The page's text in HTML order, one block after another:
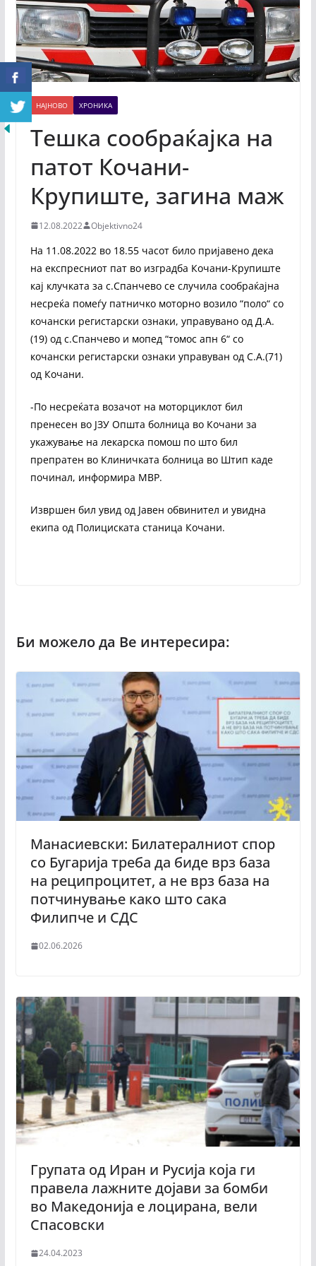
НАЈНОВО ХРОНИКА
Тешка сообраќајка на
патот Кочани-
Крупиште, загина маж
12.08.2022 Objektivno24
На 11.08.2022 во 18.55 часот било пријавено дека
на експресниот пат во изградба Кочани-Крупиште
кај клучката за с.Спанчево се случила сообраќајна
несреќа помеѓу патничко моторно возило “поло“ со
кочански регистарски ознаки, управувано од Д.А.
(19) од с.Спанчево и мопед “томос апн 6“ со
кочански регистарски ознаки управуван од С.А.(71)
од Кочани.
-По несреќата возачот на моторциклот бил
пренесен во ЈЗУ Општа болница во Кочани за
укажување на лекарска помош по што бил
препратен во Клиничката болница во Штип каде
починал, информира МВР.
Извршен бил увид од Јавен обвинител и увидна
екипа од Полициската станица Кочани.
Манасиевски: Билатералниот спор
со Бугарија треба да биде врз база
на реципроцитет, а не врз база на
потчинување како што сака
Филипче и СДС
02.06.2026
Групата од Иран и Русија која ги
правела лажните дојави за бомби
во Македонија е лоцирана, вели
Спасовски
24.04.2023